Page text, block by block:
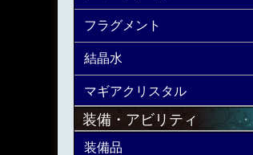
フラグメント
結晶水
マギアクリスタル
装備・アビリティ
装備品